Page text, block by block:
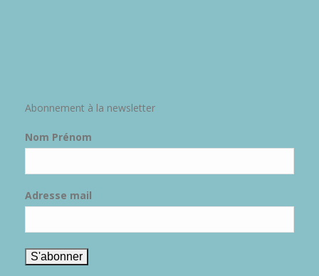
Abonnement à la newsletter
Nom Prénom
Adresse mail